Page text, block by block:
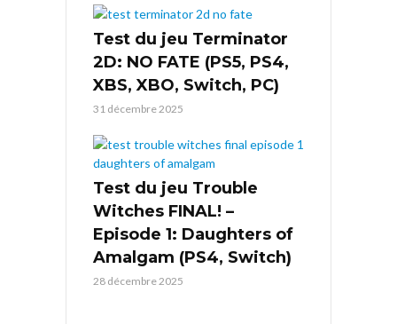
Test du jeu Terminator
2D: NO FATE (PS5, PS4,
XBS, XBO, Switch, PC)
31 décembre 2025
Test du jeu Trouble
Witches FINAL! –
Episode 1: Daughters of
Amalgam (PS4, Switch)
28 décembre 2025